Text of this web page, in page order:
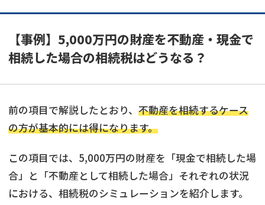
【事例】5,000万円の財産を不動産・現金で
相続した場合の相続税はどうなる？
前の項目で解説したとおり、 不動産を相続するケース
の方が基本的には得になります。
この項目では、5,000万円の財産を「現金で相続した場
合」と「不動産として相続した場合」それぞれの状況
における、相続税のシミュレーションを紹介します。